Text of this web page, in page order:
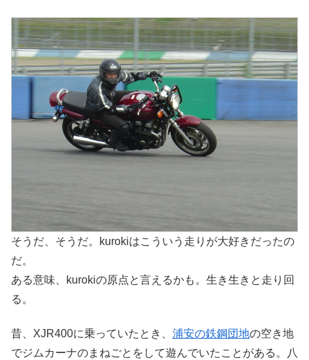
そうだ、そうだ。kurokiはこういう走りが大好きだったの
だ。
ある意味、kurokiの原点と言えるかも。生き生きと走り回
る。
昔、XJR400に乗っていたとき、 浦安の鉄鋼団地の空き地
でジムカーナのまねごとをして遊んでいたことがある。八